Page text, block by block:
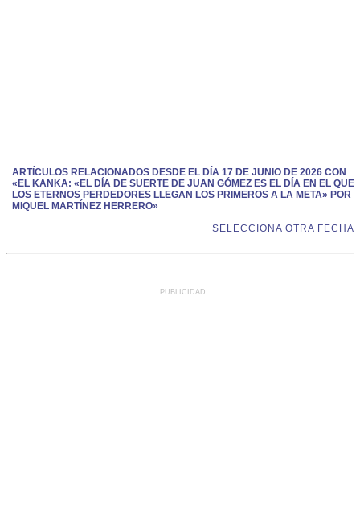
ARTÍCULOS RELACIONADOS DESDE EL DÍA 17 DE JUNIO DE 2026 CON
«EL KANKA: «EL DÍA DE SUERTE DE JUAN GÓMEZ ES EL DÍA EN EL QUE
LOS ETERNOS PERDEDORES LLEGAN LOS PRIMEROS A LA META» POR
MIQUEL MARTÍNEZ HERRERO»
SELECCIONA OTRA FECHA
PUBLICIDAD